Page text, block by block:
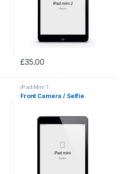
£35.00
iPad Mini 1
Front Camera / Selfie